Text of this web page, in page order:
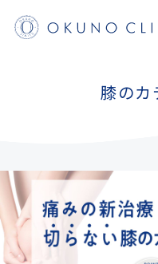
ホーム
はじめての方へ
DOCTOR
採用
膝のカ